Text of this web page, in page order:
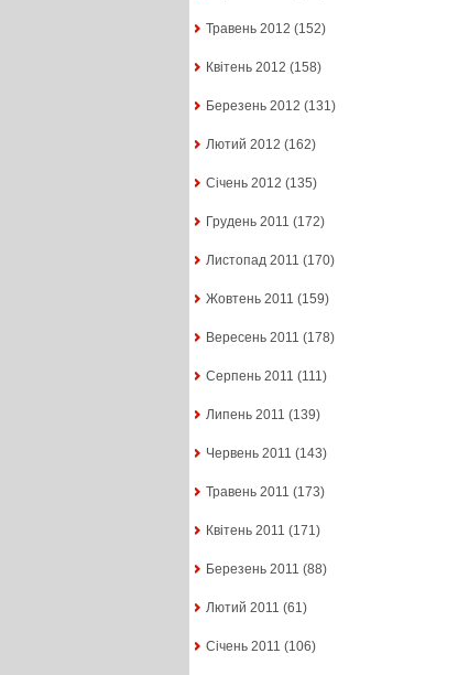
Травень 2012 (152)
Квітень 2012 (158)
Березень 2012 (131)
Лютий 2012 (162)
Січень 2012 (135)
Грудень 2011 (172)
Листопад 2011 (170)
Жовтень 2011 (159)
Вересень 2011 (178)
Серпень 2011 (111)
Липень 2011 (139)
Червень 2011 (143)
Травень 2011 (173)
Квітень 2011 (171)
Березень 2011 (88)
Лютий 2011 (61)
Січень 2011 (106)